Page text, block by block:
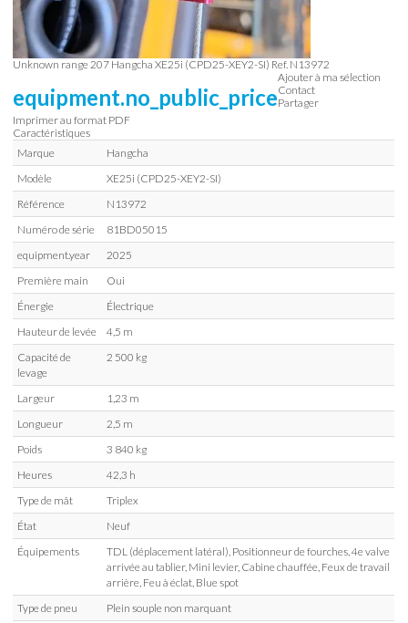
Unknown range 207 HangchaXE25i (CPD25-XEY2-SI) Ref. N13972
equipment.no_public_price
Ajouter à ma sélection
Contact
Partager
Imprimer au format PDF
Caractéristiques
Marque
Hangcha
Modèle
XE25i (CPD25-XEY2-SI)
Référence
N13972
Numéro de série
81BD05015
equipment.year
2025
Première main
Oui
Énergie
Électrique
Hauteur de levée
4,5 m
Capacité de
levage
2 500 kg
Largeur
1,23 m
Longueur
2,5 m
Poids
3 840 kg
Heures
42,3 h
Type de mât
Triplex
État
Neuf
Équipements
TDL (déplacement latéral), Positionneur de fourches, 4e valve
arrivée au tablier, Mini levier, Cabine chauffée, Feux de travail
arrière, Feu à éclat, Blue spot
Type de pneu
Plein souple non marquant